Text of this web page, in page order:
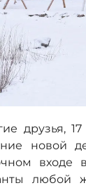
друзья,
новой
входе
любой